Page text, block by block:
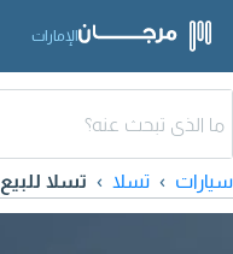
الإمارات
سيارات تسلا تسلا للبيع